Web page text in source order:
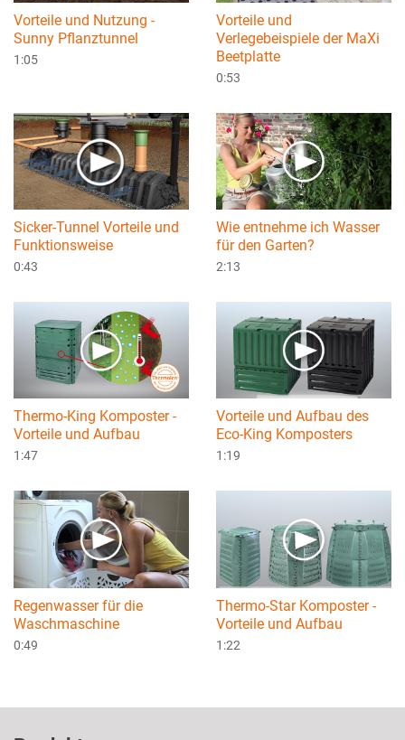
Vorteile und Nutzung -
Sunny Pflanztunnel
1:05
Vorteile und
Verlegebeispiele der MaXi
Beetplatte
0:53
Sicker-Tunnel Vorteile und
Funktionsweise
0:43
Wie entnehme ich Wasser
für den Garten?
2:13
Thermo-King Komposter -
Vorteile und Aufbau
1:47
Vorteile und Aufbau des
Eco-King Komposters
1:19
Regenwasser für die
Waschmaschine
0:49
Thermo-Star Komposter -
Vorteile und Aufbau
1:22